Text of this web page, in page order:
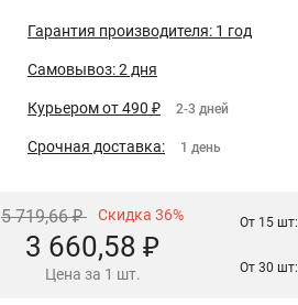
Гарантия производителя: 1 год
Самовывоз: 2 дня
Курьером от 490 ₽ 2-3 дней
Срочная доставка: 1 день
5 719,66 ₽ Скидка 36%
3 660,58 ₽
Цена за 1 шт.
От 15 шт:
От 30 шт: